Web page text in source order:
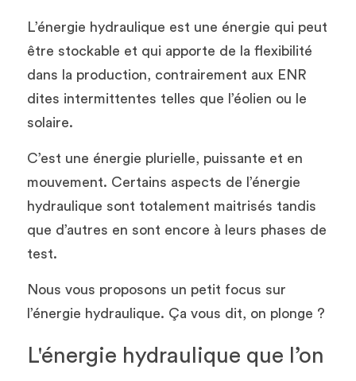
L’énergie hydraulique est une énergie qui peut
être stockable et qui apporte de la flexibilité
dans la production, contrairement aux ENR
dites intermittentes telles que l’éolien ou le
solaire.
C’est une énergie plurielle, puissante et en
mouvement. Certains aspects de l’énergie
hydraulique sont totalement maitrisés tandis
que d’autres en sont encore à leurs phases de
test.
Nous vous proposons un petit focus sur
l’énergie hydraulique. Ça vous dit, on plonge ?
L'énergie hydraulique que l’on